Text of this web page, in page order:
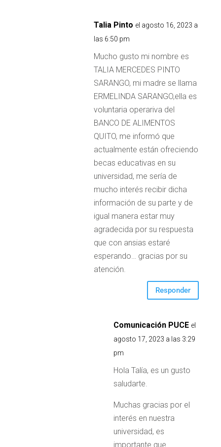
Talia Pinto el agosto 16, 2023 a
las 6:50 pm
Mucho gusto mi nombre es
TALIA MERCEDES PINTO
SARANGO, mi madre se llama
ERMELINDA SARANGO,ella es
voluntaria operariva del
BANCO DE ALIMENTOS
QUITO, me informó que
actualmente están ofreciendo
becas educativas en su
universidad, me sería de
mucho interés recibir dicha
información de su parte y de
igual manera estar muy
agradecida por su respuesta
que con ansias estaré
esperando… gracias por su
atención.
Responder
Comunicación PUCE el
agosto 17, 2023 a las 3:29
pm
Hola Talía, es un gusto
saludarte.
Muchas gracias por el
interés en nuestra
universidad, es
importante que